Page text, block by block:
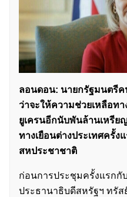
ลอนดอน: นายกรัฐมนตรี
ว่าจะให้ความช่วยเหลือท
ยูเครนอีกนับพันล้านเหรีย
ทางเยือนต่างประเทศครั้
สหประชาชาติ
ก่อนการประชุมครั้งแรกกั
ประธานาธิบดีสหรัฐฯ ทรัส